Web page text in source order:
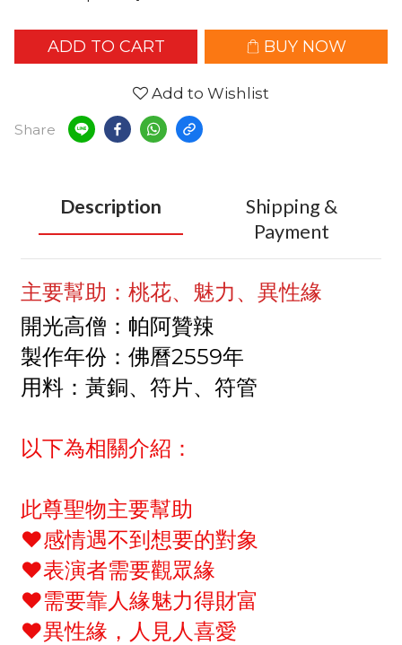
ADD TO CART BUY NOW
Add to Wishlist
Share
Description
Shipping &
Payment
主要幫助：桃花、魅力、異性緣
開光高僧：帕阿贊辣
製作年份：佛曆2559年
用料：黃銅、符片、符管
以下為相關介紹：
此尊聖物主要幫助
♥感情遇不到想要的對象
♥表演者需要觀眾緣
♥需要靠人緣魅力得財富
♥異性緣，人見人喜愛